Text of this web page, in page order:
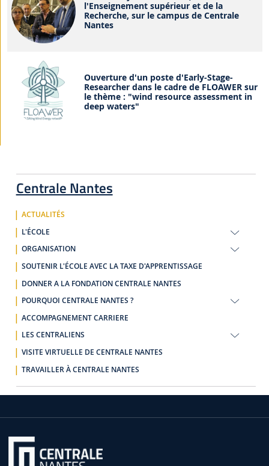
Centrale Nantes
ACTUALITÉS
L'ÉCOLE
ORGANISATION
SOUTENIR L'ÉCOLE AVEC LA TAXE D'APPRENTISSAGE
DONNER A LA FONDATION CENTRALE NANTES
POURQUOI CENTRALE NANTES ?
ACCOMPAGNEMENT CARRIERE
LES CENTRALIENS
VISITE VIRTUELLE DE CENTRALE NANTES
TRAVAILLER À CENTRALE NANTES
l'Enseignement supérieur et de la
Recherche, sur le campus de Centrale
Nantes
Ouverture d'un poste d'Early-Stage-
Researcher dans le cadre de FLOAWER sur
le thème : "wind resource assessment in
deep waters"